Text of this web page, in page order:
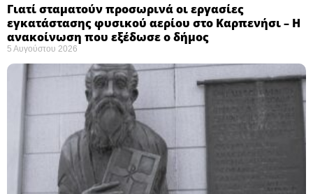
Γιατί σταματούν προσωρινά οι εργασίες
εγκατάστασης φυσικού αερίου στο Καρπενήσι – Η
ανακοίνωση που εξέδωσε ο δήμος
5 Αυγούστου 2026